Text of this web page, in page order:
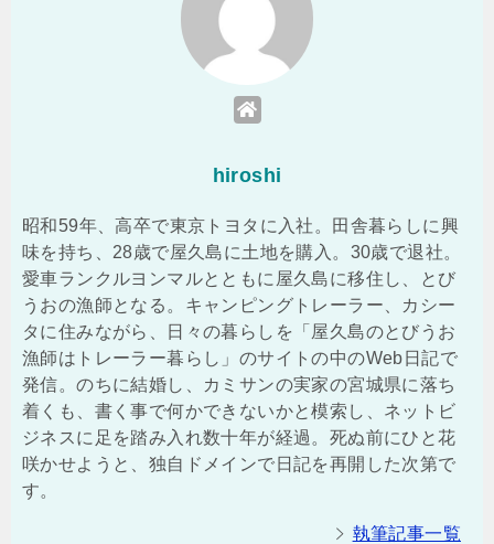
hiroshi
昭和59年、高卒で東京トヨタに入社。田舎暮らしに興
味を持ち、28歳で屋久島に土地を購入。30歳で退社。
愛車ランクルヨンマルとともに屋久島に移住し、とび
うおの漁師となる。キャンピングトレーラー、カシー
タに住みながら、日々の暮らしを「屋久島のとびうお
漁師はトレーラー暮らし」のサイトの中のWeb日記で
発信。のちに結婚し、カミサンの実家の宮城県に落ち
着くも、書く事で何かできないかと模索し、ネットビ
ジネスに足を踏み入れ数十年が経過。死ぬ前にひと花
咲かせようと、独自ドメインで日記を再開した次第で
す。
執筆記事一覧